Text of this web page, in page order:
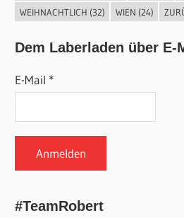
WEIHNACHTLICH (32) WIEN (24)
Dem Laberladen über E-
E-Mail *
#TeamRobert